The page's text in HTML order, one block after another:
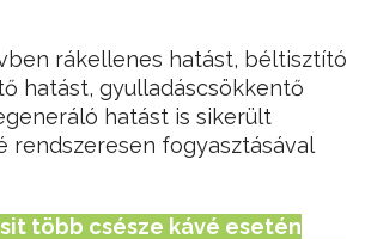
rákellenes hatást, béltisztító
hatást, gyulladáscsökkentő
hatást is sikerült
rendszeresen fogyasztásával
több csésze kávé esetén